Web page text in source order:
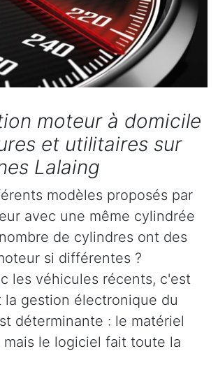
moteur à domicile
et utilitaires sur
Lalaing
modèles proposés par
avec une même cylindrée
de cylindres ont des
si différentes ?
les véhicules récents, c'est
la gestion électronique du
déterminante : le matériel
mais le logiciel fait toute la